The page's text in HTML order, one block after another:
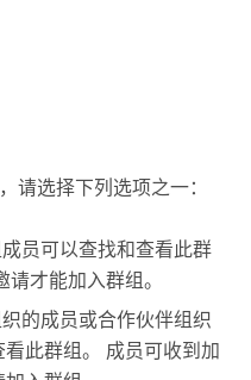
，请选择下列选项之一：
员可以查找和查看此群
才能加入群组。
的成员或合作伙伴组织
此群组。 成员可收到加